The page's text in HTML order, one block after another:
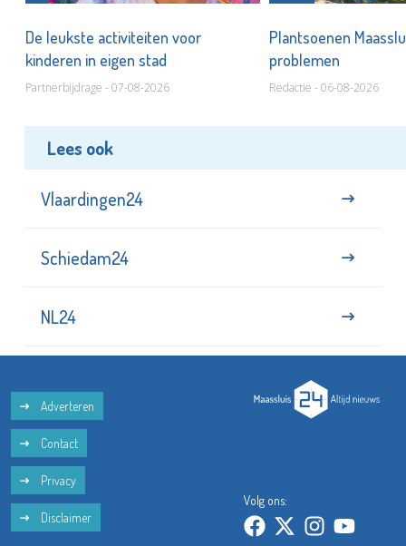
De leukste activiteiten voor
kinderen in eigen stad
Partnerbijdrage - 07-08-2026
Plantsoenen
problemen
Redactie - 06-08-2026
Lees ook
Vlaardingen24
Schiedam24
NL24
Adverteren
Contact
Privacy
Disclaimer
Volg ons: